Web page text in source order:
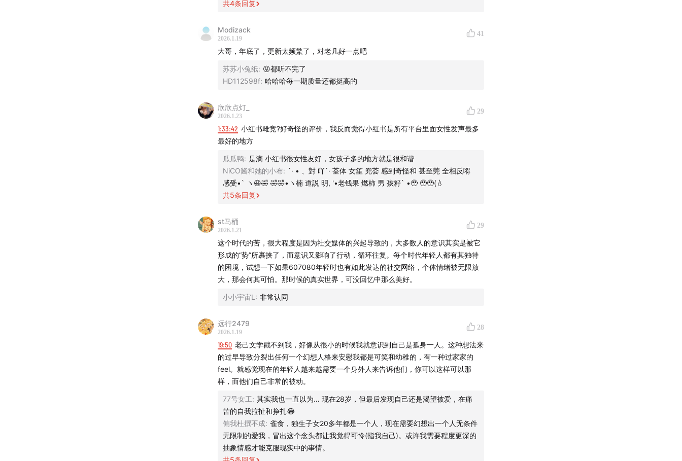
59:16 婴儿潮一代的父辈们才是温室里长大的花朵
我们都是时代函数的一个输出结果
1:07:40分配矛盾下，不同经济体的年轻人找到了不同的出口
12:07倩倩：优绩主义代理人
我认识的倩倩
人生答卷里你还有一道题没做...
📁本期内容相关资料
分享@黄瓜汽水老师的几篇稿子：
斩杀线风云：富人无国籍，穷人无国界》
“爱你老己”与苦中作乐的中国年轻人
《 困在“优绩主义竞缘脑”里的东亚年轻人
“丁胖子金牌讲师”与美国底层残酷物语》
Z世代新人设：反内卷顶级玩家》
欧洲到底是怎么成为偷子乐园的？》
B站的“性压抑教父”与“连接仙人”》
金赛纶之死：韩娱资本与穷人的女儿
共4条回复
Modizack
2026.1.19
41
大哥，年底了，更新太频繁了，对老几好一点吧
苏苏小兔纸: 😝都听不完了
HD112598f: 哈哈哈每一期质量还都挺高的
欣欣点灯_
2026.1.23
29
1:33:42 小红书雌竞?好奇怪的评价，我反而觉得小红书是所有平台里面女性发声最多
最好的地方
瓜瓜鸭: 是滴 小红书很女性友好，女孩子多的地方就是很和谐
NiCO酱和她的小布: `· • 、對 吖`· 荃体 女笙 兜荟 感到奇怪和 甚至莞 全相反嘚
感受•` ヽ😆🤣 🤣🤣•ヽ楠 道説 明, '•老钱果 燃柿 男 孩籽` •🥹 🥹🥹(💧
共5条回复
st马桶
2026.1.21
29
这个时代的苦，很大程度是因为社交媒体的兴起导致的，大多数人的意识其实是被它
形成的“势”所裹挟了，而意识又影响了行动，循环往复。每个时代年轻人都有其独特
的困境，试想一下如果607080年轻时也有如此发达的社交网络，个体情绪被无限放
大，那会何其可怕。那时候的真实世界，可没回忆中那么美好。
小小宇宙L : 非常认同
远行2479
2026.1.19
28
19:50 老己文学戳不到我，好像从很小的时候我就意识到自己是孤身一人。这种想法来
的过早导致分裂出任何一个幻想人格来安慰我都是可笑和幼稚的，有一种过家家的
feel。就感觉现在的年轻人越来越需要一个身外人来告诉他们，你可以这样可以那
样，而他们自己非常的被动。
77号女工: 其实我也一直以为… 现在28岁，但最后发现自己还是渴望被爱，在痛
苦的自我拉扯和挣扎😂
偏我杜撰不成: 雀食，独生子女20多年都是一个人，现在需要幻想出一个人无条件
无限制的爱我，冒出这个念头都让我觉得可怜(指我自己)。或许我需要程度更深的
抽象情感才能克服现实中的事情。